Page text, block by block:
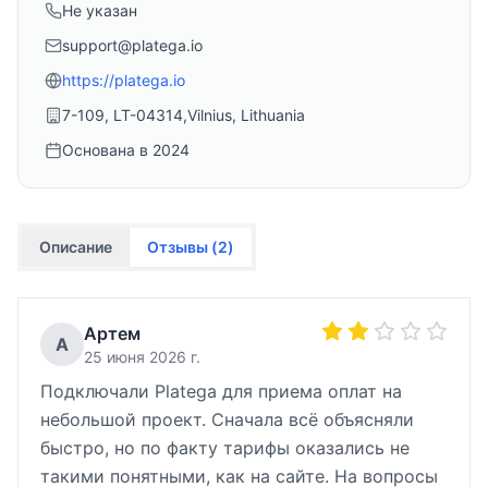
Не указан
support@platega.io
https://platega.io
7-109, LT-04314,Vilnius, Lithuania
Основана в 2024
Описание Отзывы (2)
А Артем
25 июня 2026 г.
Подключали Platega для приема оплат на
небольшой проект. Сначала всё объясняли
быстро, но по факту тарифы оказались не
такими понятными, как на сайте. На вопросы